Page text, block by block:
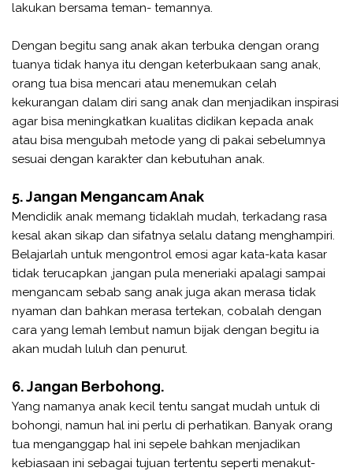
lakukan bersama teman- temannya.
Dengan begitu sang anak akan terbuka dengan orang
tuanya tidak hanya itu dengan keterbukaan sang anak,
orang tua bisa mencari atau menemukan celah
kekurangan dalam diri sang anak dan menjadikan inspirasi
agar bisa meningkatkan kualitas didikan kepada anak
atau bisa mengubah metode yang di pakai sebelumnya
sesuai dengan karakter dan kebutuhan anak.
5. Jangan Mengancam Anak
Mendidik anak memang tidaklah mudah, terkadang rasa
kesal akan sikap dan sifatnya selalu datang menghampiri.
Belajarlah untuk mengontrol emosi agar kata-kata kasar
tidak terucapkan ,jangan pula meneriaki apalagi sampai
mengancam sebab sang anak juga akan merasa tidak
nyaman dan bahkan merasa tertekan, cobalah dengan
cara yang lemah lembut namun bijak dengan begitu ia
akan mudah luluh dan penurut.
6. Jangan Berbohong.
Yang namanya anak kecil tentu sangat mudah untuk di
bohongi, namun hal ini perlu di perhatikan. Banyak orang
tua menganggap hal ini sepele bahkan menjadikan
kebiasaan ini sebagai tujuan tertentu seperti menakut-